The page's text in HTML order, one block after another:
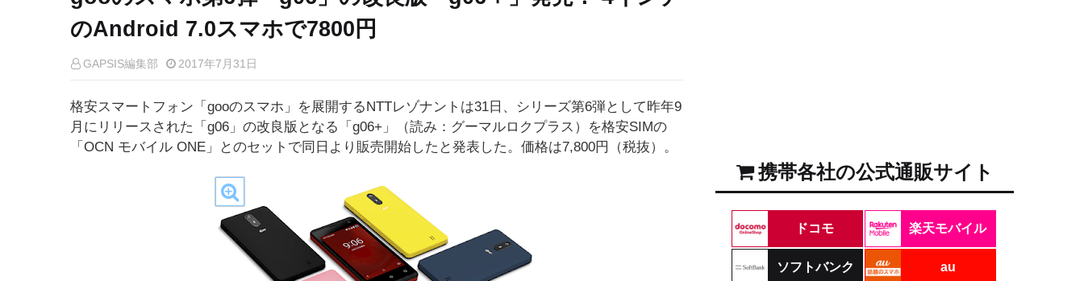
のAndroid 7.0スマホで7800円
GAPSIS編集部 2017年7月31日
格安スマートフォン「gooのスマホ」を展開するNTTレゾナントは31日、シリーズ第6弾として昨年9
月にリリースされた「g06」の改良版となる「g06+」（読み：グーマルロクプラス）を格安SIMの
「OCN モバイル ONE」とのセットで同日より販売開始したと発表した。価格は7,800円（税抜）。
携帯各社の公式通販サイト
ドコモ 楽天モバイル
ソフトバンク au